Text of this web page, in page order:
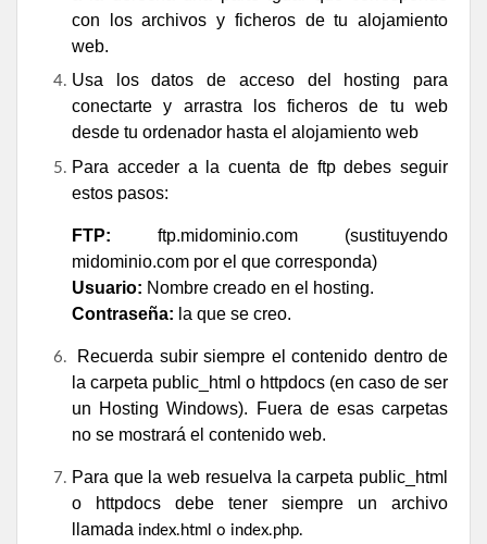
con los archivos y ficheros de tu alojamiento
web.
Usa los datos de acceso del hosting para
conectarte y arrastra los ficheros de tu web
desde tu ordenador hasta el alojamiento web
Para acceder a la cuenta de ftp debes seguir
estos pasos:
FTP: ftp.midominio.com (sustituyendo
midominio.com por el que corresponda)
Usuario: Nombre creado en el hosting.
Contraseña: la que se creo.
Recuerda subir siempre el contenido dentro de
la carpeta public_html o httpdocs (en caso de ser
un Hosting Windows). Fuera de esas carpetas
no se mostrará el contenido web.
Para que la web resuelva la carpeta public_html
o httpdocs debe tener siempre un archivo
llamada index.html o index.php.